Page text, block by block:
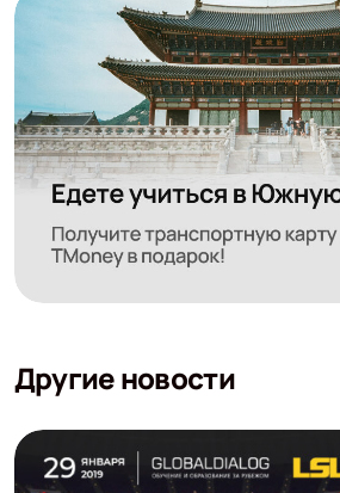
Другие новости